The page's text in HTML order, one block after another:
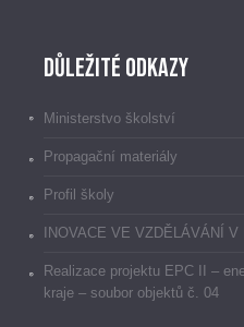
Důležité odkazy
Ministerstvo školství
Propagační materiály
Profil školy
INOVACE VE VZDĚLÁVÁNÍ
Realizace projektu EPC II –
kraje – soubor objektů č. 04